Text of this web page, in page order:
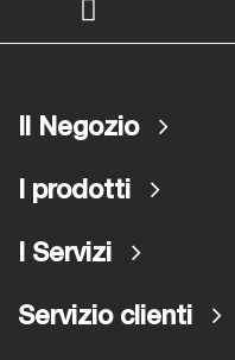
Il Negozio
I prodotti
I Servizi
Servizio clienti